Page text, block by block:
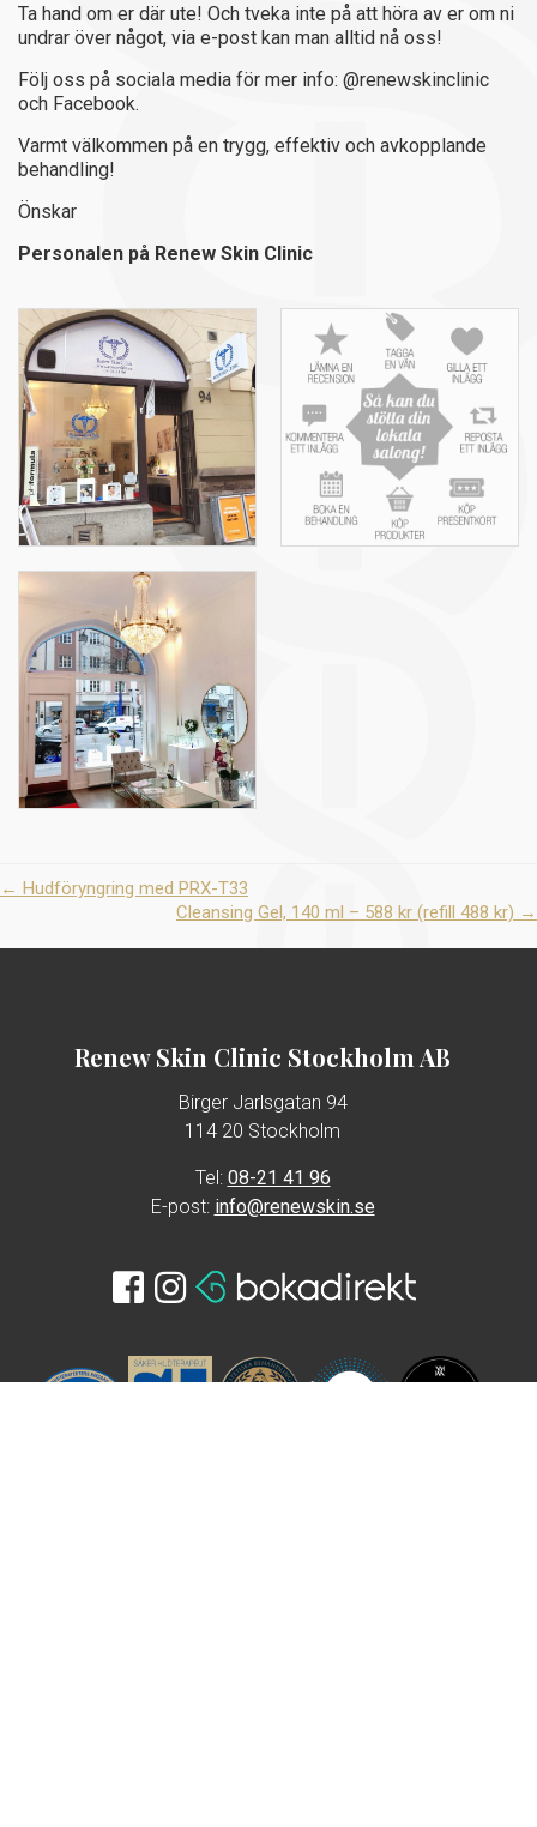
Ta hand om er där ute! Och tveka inte på att höra av er om ni
undrar över något, via e-post kan man alltid nå oss!
Följ oss på sociala media för mer info: @renewskinclinic
och Facebook.
Varmt välkommen på en trygg, effektiv och avkopplande
behandling!
Önskar
Personalen på Renew Skin Clinic
← Hudföryngring med PRX-T33
Cleansing Gel, 140 ml – 588 kr (refill 488 kr) →
Renew Skin Clinic Stockholm AB
Birger Jarlsgatan 94
114 20 Stockholm
Tel: 08-21 41 96
E-post: info@renewskin.se